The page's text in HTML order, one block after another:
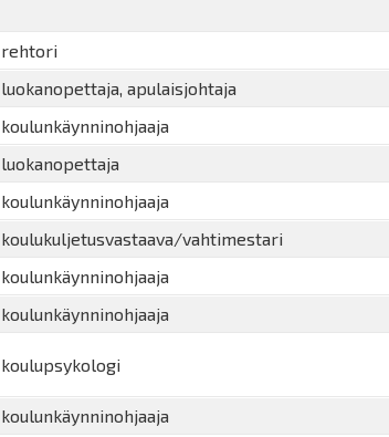
rehtori
luokanopettaja, apulaisjohtaja
koulunkäynninohjaaja
luokanopettaja
koulunkäynninohjaaja
koulukuljetusvastaava/vahtimestari
koulunkäynninohjaaja
koulunkäynninohjaaja
koulupsykologi
koulunkäynninohjaaja